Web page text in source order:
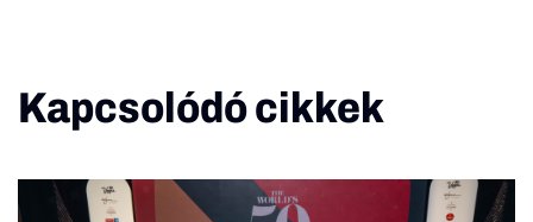
Kapcsolódó cikkek